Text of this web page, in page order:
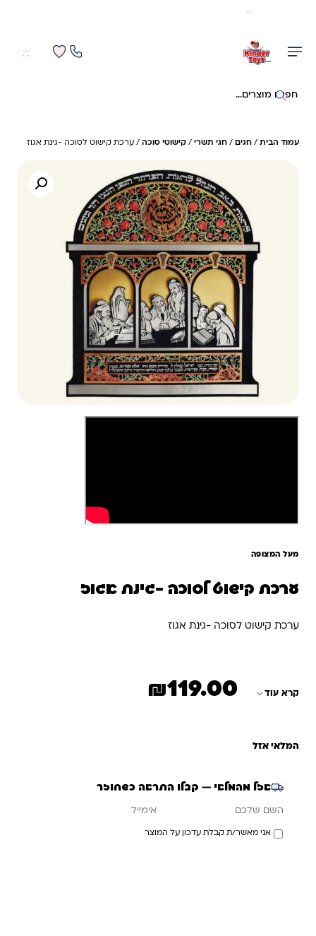
חיפוש באתר
עמוד הבית / חגים / חגי תשרי / קישוטי סוכה / ערכת קישוט לסוכה -גינת אגוז
מעל המצופה
ערכת קישוט לסוכה -גינת אגוז
ערכת קישוט לסוכה -גינת אגוז
קרא עוד ₪119.00
המלאי אזל
אזל מהמלאי — קבלו התראה כשחוזר
אני מאשר/ת קבלת עדכון על המוצר